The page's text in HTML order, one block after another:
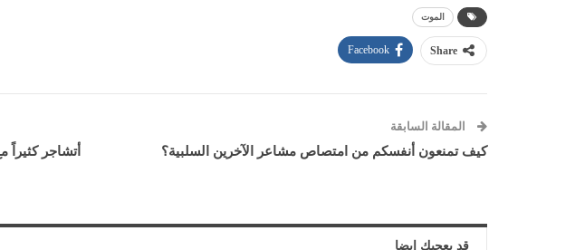
الموت
Share
Facebook
المقالة السابقة
كيف تمنعون أنفسكم من امتصاص مشاعر الآخرين السلبية؟
أتشاجر
قد يعجبك ايضا